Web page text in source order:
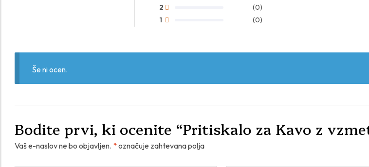
1 (0)
2 (0)
Še ni ocen.
Bodite prvi, ki ocenite “Pritiskalo za Kavo z
Vaš e-naslov ne bo objavljen. *označuje zahtevana polja